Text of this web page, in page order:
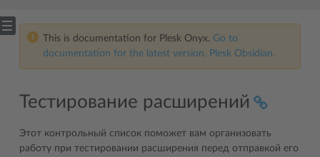
This is documentation for Plesk Onyx. Go to
documentation for the latest version, Plesk Obsidian.
Тестирование расширений
Этот контрольный список поможет вам организовать
работу при тестировании расширения перед отправкой его